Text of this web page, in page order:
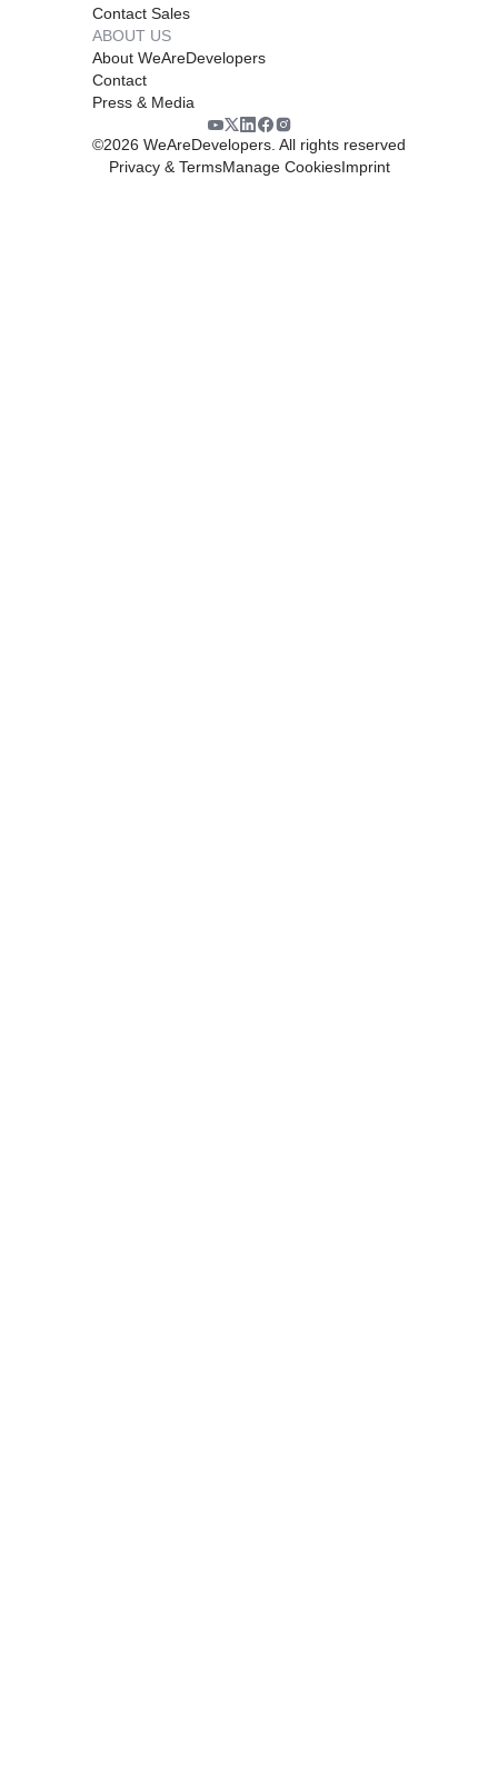
Contact Sales
ABOUT US
About WeAreDevelopers
Contact
Press & Media
©2026 WeAreDevelopers. All rights reserved
Privacy & TermsManage CookiesImprint